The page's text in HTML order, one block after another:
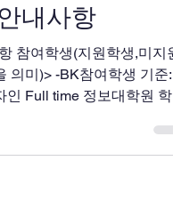
내사항
참여학생(지원학생,미지원
의미)> -BK참여학생 기준:
Full time 정보대학원 학
학기중 학적변동이나 방학
...